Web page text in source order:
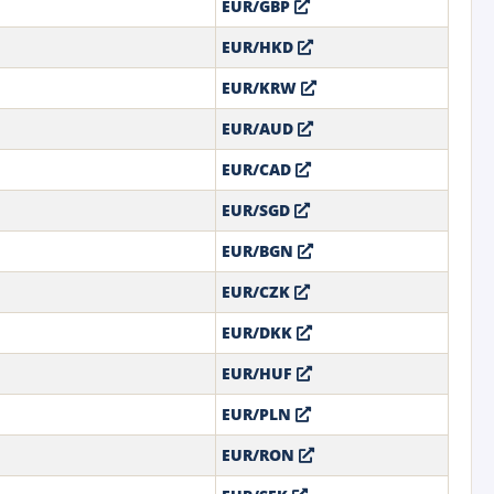
EUR/GBP
EUR/HKD
EUR/KRW
EUR/AUD
EUR/CAD
EUR/SGD
EUR/BGN
EUR/CZK
EUR/DKK
EUR/HUF
EUR/PLN
EUR/RON